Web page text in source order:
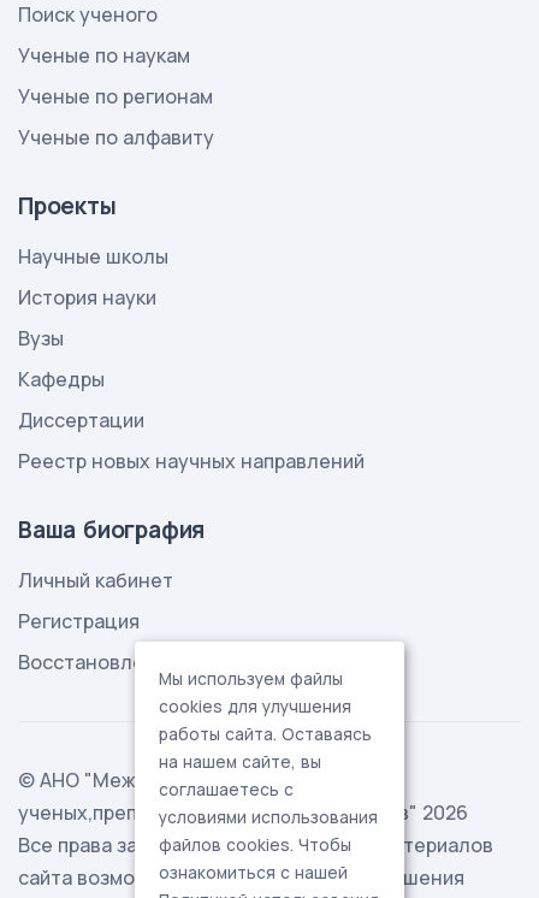
Поиск ученого
Ученые по наукам
Ученые по регионам
Ученые по алфавиту
Проекты
Научные школы
История науки
Вузы
Кафедры
Диссертации
Реестр новых научных направлений
Ваша биография
Личный кабинет
Регистрация
Восстановление пароля
© АНО "Международная ассоциация
ученых,преподавателей и специалистов" 2026
Все права защищены. Использование материалов
сайта возможно исключительно с разрешения
Мы используем файлы
cookies для улучшения
работы сайта. Оставаясь
на нашем сайте, вы
соглашаетесь с
условиями использования
файлов cookies. Чтобы
ознакомиться с нашей